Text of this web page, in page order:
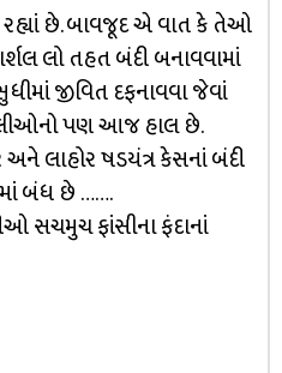
રહ્યાં છે. બાવજૂદ એ વાત કે તેઓ
લો તહત બંદી બનાવવામાં
જીવિત દફનાવવા જેવાં
પણ આજ હાલ છે.
લાહોર ષડયંત્ર કેસનાં બંદી
બંધ છે …….
સચમુચ ફાંસીના ફંદાનાં